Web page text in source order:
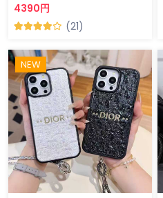
4390円
(21)
NEW